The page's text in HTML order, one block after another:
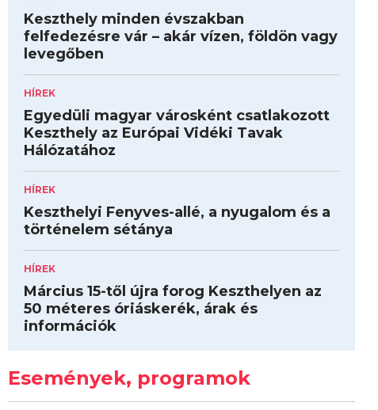
Keszthely minden évszakban
felfedezésre vár – akár vízen, földön vagy
levegőben
HÍREK
Egyedüli magyar városként csatlakozott
Keszthely az Európai Vidéki Tavak
Hálózatához
HÍREK
Keszthelyi Fenyves-allé, a nyugalom és a
történelem sétánya
HÍREK
Március 15-től újra forog Keszthelyen az
50 méteres óriáskerék, árak és
információk
Események, programok